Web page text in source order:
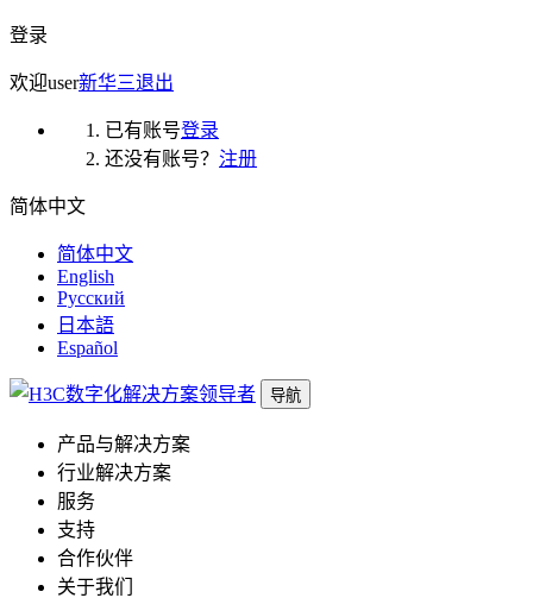
登录
欢迎user新华三退出
已有账号登录
还没有账号？ 注册
简体中文
简体中文
English
Русский
日本語
Español
导航
产品与解决方案
行业解决方案
服务
支持
合作伙伴
关于我们